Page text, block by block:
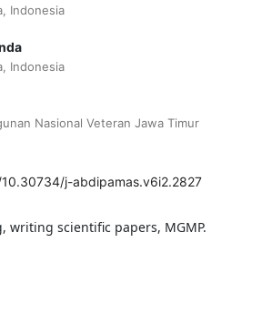
Indonesia
Indonesia
Nasional Veteran Jawa Timur
j-abdipamas.v6i2.2827
writing scientific papers, MGMP.